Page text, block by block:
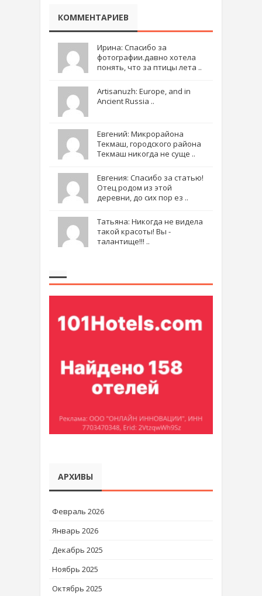
КОММЕНТАРИЕВ
Ирина: Спасибо за
фотографии.давно хотела
понять, что за птицы лета ..
Artisanuzh: Europe, and in
Ancient Russia ..
Евгений: Микрорайона
Текмаш, городского района
Текмаш никогда не суще ..
Евгения: Спасибо за статью!
Отец родом из этой
деревни, до сих пор ез ..
Татьяна: Никогда не видела
такой красоты! Вы -
талантище!!! ..
АРХИВЫ
Февраль 2026
Январь 2026
Декабрь 2025
Ноябрь 2025
Октябрь 2025